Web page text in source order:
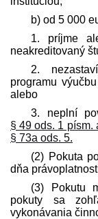
b) od 5 000
1. príjme
neakreditovaný
2.
programu
alebo
3. neplní
§ 49 ods. 1 písm.
§ 73a ods. 5.
(2) Pokuta
dňa
(3) Pokutu
pokuty sa
vykonávania